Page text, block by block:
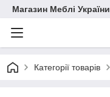
Магазин Меблі України
Категорії товарів